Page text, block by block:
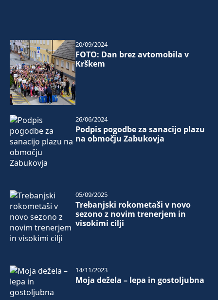
FOTO: Dan brez avtomobila v
Krškem
20/09/2024
Podpis pogodbe za sanacijo plazu
na območju Zabukovja
26/06/2024
Trebanjski rokometaši v novo
sezono z novim trenerjem in
visokimi cilji
05/09/2025
Moja dežela – lepa in gostoljubna
14/11/2023